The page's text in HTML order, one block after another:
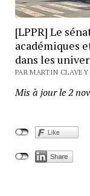
[LPPR] Le
académiques
dans les
PAR MARTIN
Mis à jour le 2